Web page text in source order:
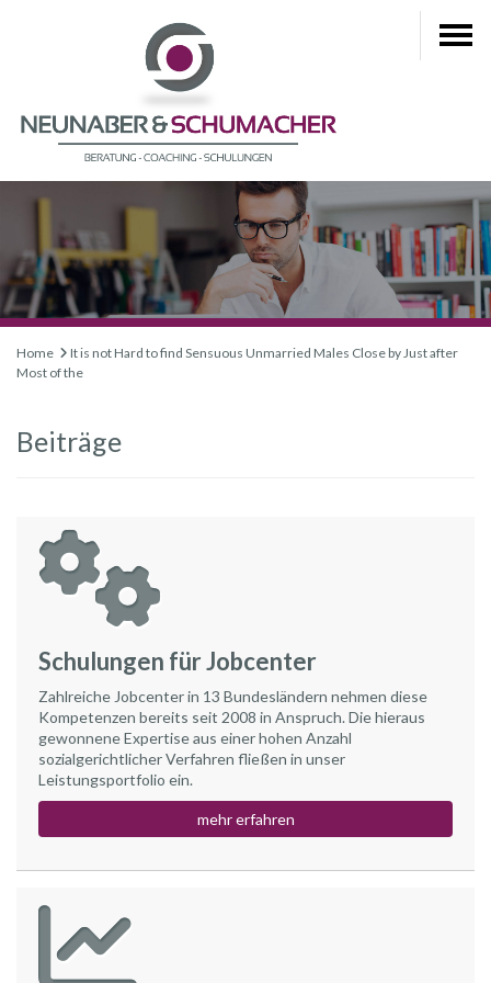
Home
It is not Hard to find Sensuous Unmarried Males Close by Just after
Most of the
Beiträge
Schulungen für Jobcenter
Zahlreiche Jobcenter in 13 Bundesländern nehmen diese
Kompetenzen bereits seit 2008 in Anspruch. Die hieraus
gewonnene Expertise aus einer hohen Anzahl
sozialgerichtlicher Verfahren fließen in unser
Leistungsportfolio ein.
mehr erfahren